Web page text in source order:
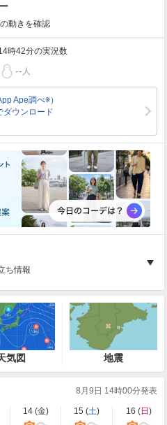
動きを確認
時42分の実況数
-- 人
ち情報
気図 地震
8月9日 14時00分発表
14 (金) 15 (土) 16 (日 )